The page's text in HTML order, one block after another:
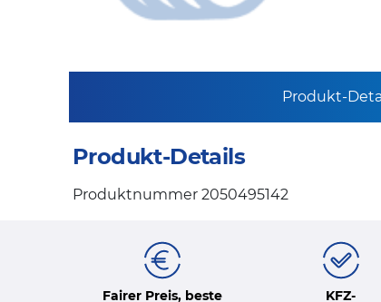
Produkt-
Produkt-Details
Produktnummer 2050495142
Fairer Preis, beste
KFZ-